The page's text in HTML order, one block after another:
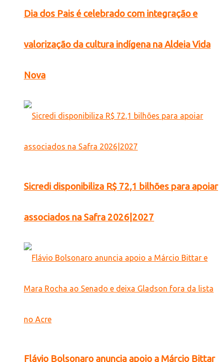
Dia dos Pais é celebrado com integração e
valorização da cultura indígena na Aldeia Vida
Nova
Sicredi disponibiliza R$ 72,1 bilhões para apoiar
associados na Safra 2026|2027
Flávio Bolsonaro anuncia apoio a Márcio Bittar